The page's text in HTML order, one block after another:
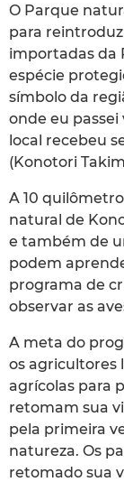
O Parque
para
importadas da
espécie
símbolo da
onde eu
local recebeu
(Konotori
A 10
natural de
e também de
podem
programa de
observar as
A meta do
os agricultores
agrícolas para
retomam sua
pela primeira
natureza. Os
retomado sua